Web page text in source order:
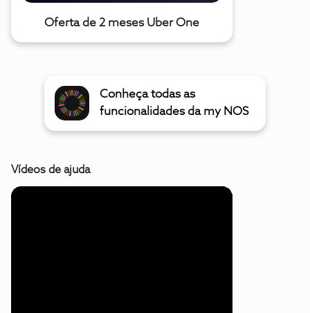
Oferta de 2 meses Uber One
Conheça todas as
funcionalidades da my NOS
Vídeos de ajuda